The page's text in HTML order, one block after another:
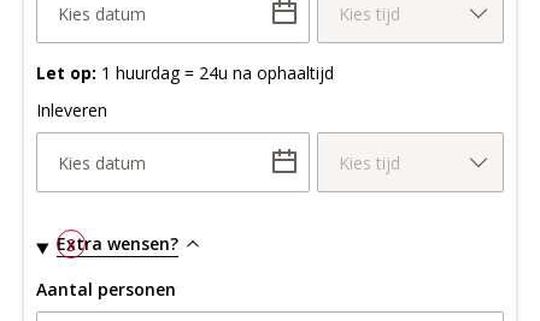
Kies datum Kies tijd
Let op: 1 huurdag = 24u na ophaaltijd
Inleveren
Kies datum Kies tijd
3
Extra wensen?
Aantal personen